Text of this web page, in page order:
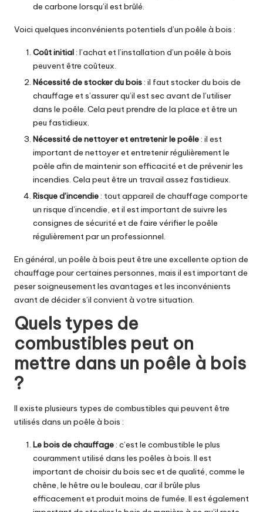
de carbone lorsqu’il est brûlé.
Voici quelques inconvénients potentiels d’un poêle à bois :
Coût initial: l’achat et l’installation d’un poêle à bois
peuvent être coûteux.
Nécessité de stocker du bois: il faut stocker du bois de
chauffage et s’assurer qu’il est sec avant de l’utiliser
dans le poêle. Cela peut prendre de la place et être un
peu fastidieux.
Nécessité de nettoyer et entretenir le poêle: il est
important de nettoyer et entretenir régulièrement le
poêle afin de maintenir son efficacité et de prévenir les
incendies. Cela peut être un travail assez fastidieux.
Risque d’incendie: tout appareil de chauffage comporte
un risque d’incendie, et il est important de suivre les
consignes de sécurité et de faire vérifier le poêle
régulièrement par un professionnel.
En général, un poêle à bois peut être une excellente option de
chauffage pour certaines personnes, mais il est important de
peser soigneusement les avantages et les inconvénients
avant de décider s’il convient à votre situation.
Quels types de
combustibles peut on
mettre dans un poêle à bois
?
Il existe plusieurs types de combustibles qui peuvent être
utilisés dans un poêle à bois :
Le bois de chauffage: c’est le combustible le plus
couramment utilisé dans les poêles à bois. Il est
important de choisir du bois sec et de qualité, comme le
chêne, le hêtre ou le bouleau, car il brûle plus
efficacement et produit moins de fumée. Il est également